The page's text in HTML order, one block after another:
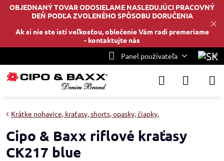
✕
OBJEDNANÝ TOVAR ODOSIELAME NASLEDUJÚCI PRACOVNÝ
DEŇ PODĽA ZVOLENÉHO SPÔSOBU DORUČENIA
Ak si nie ste istí veľkosťou, oblečenie Vám radi premeriame
- kontaktujte nás
Panel používateľa
Krátke nohavice, kraťasy, shorts, opasky, čiapky,
Cipo & Baxx riflové kraťasy
CK217 blue